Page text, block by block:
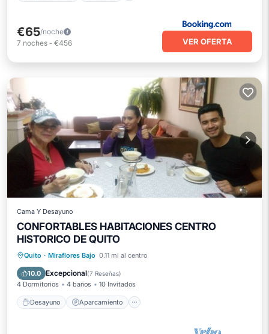
€65/noche
7 noches - €456 VER OFERTA
Cama Y Desayuno
CONFORTABLES HABITACIONES CENTRO
HISTORICO DE QUITO
Quito · Miraflores Bajo 0.11 mi al centro
10.0 Excepcional(7 Reseñas)
4 Dormitorios 4 baños 10 Invitados
Desayuno Aparcamiento
Desayuno Aparcamiento
Restaurante